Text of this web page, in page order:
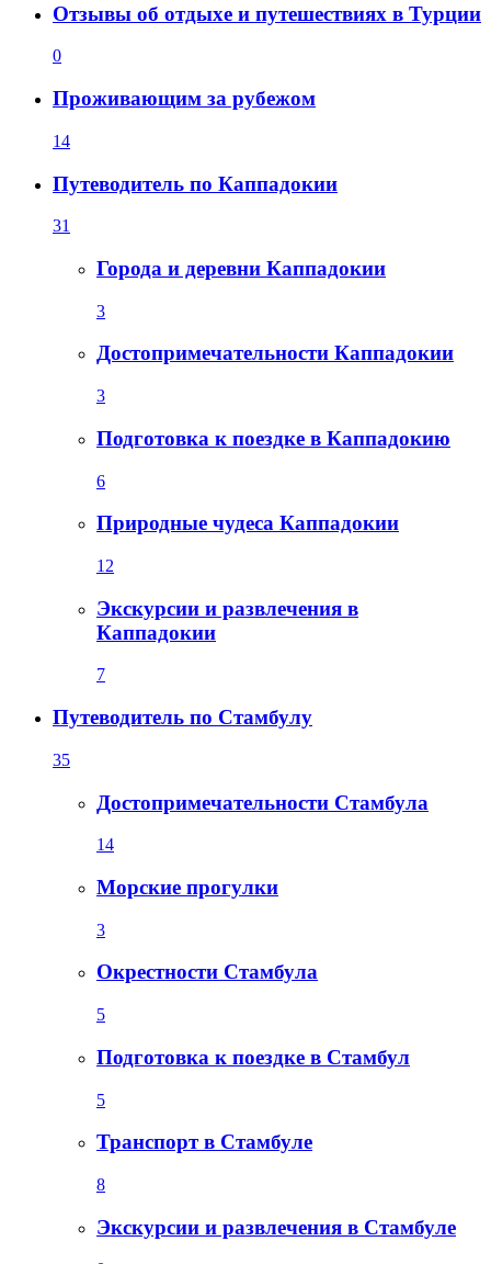
Отзывы об отдыхе и путешествиях в Турции
0
Проживающим за рубежом
14
Путеводитель по Каппадокии
31
Города и деревни Каппадокии
3
Достопримечательности Каппадокии
3
Подготовка к поездке в Каппадокию
6
Природные чудеса Каппадокии
12
Экскурсии и развлечения в
Каппадокии
7
Путеводитель по Стамбулу
35
Достопримечательности Стамбула
14
Морские прогулки
3
Окрестности Стамбула
5
Подготовка к поездке в Стамбул
5
Транспорт в Стамбуле
8
Экскурсии и развлечения в Стамбуле